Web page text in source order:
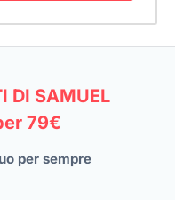
DI SAMUEL
79€
per sempre